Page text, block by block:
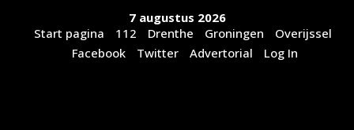
7 augustus 2026
Start pagina
112 Drenthe Groningen
Overijssel
Facebook
Twitter Advertorial Log In